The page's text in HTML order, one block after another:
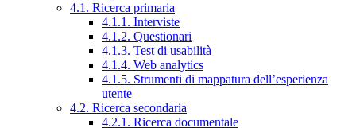
4.1. Ricerca primaria
4.1.1. Interviste
4.1.2. Questionari
4.1.3. Test di usabilità
4.1.4. Web analytics
4.1.5. Strumenti di mappatura dell’esperienza
utente
4.2. Ricerca secondaria
4.2.1. Ricerca documentale